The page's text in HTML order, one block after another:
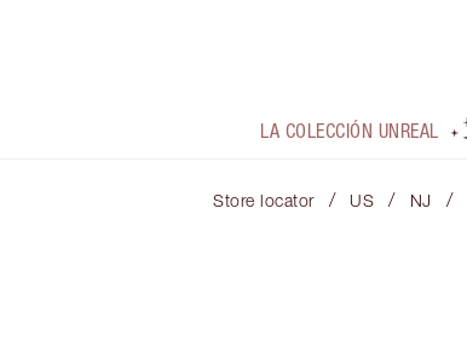
LA COLECCIÓN UNREAL
Store locator / US / NJ /